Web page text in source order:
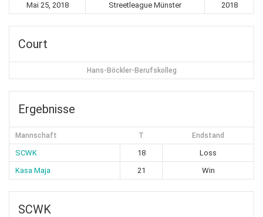
Mai 25, 2018 Streetleague Münster 2018
Court
Hans-Böckler-Berufskolleg
Ergebnisse
Mannschaft T Endstand
SCWK 18
Loss
Kasa Maja
21 Win
SCWK